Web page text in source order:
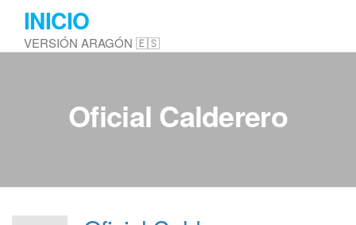
Saltar
contenido
INICIO
VERSIÓN ARAGÓN 🇪🇸
Oficial Calderero